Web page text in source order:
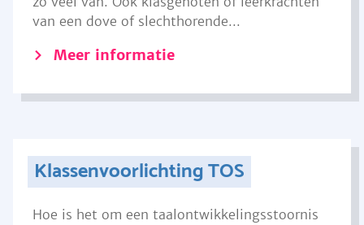
van een dove of slechthorende...
Meer informatie
Klassenvoorlichting TOS
Hoe is het om een taalontwikkelingsstoornis